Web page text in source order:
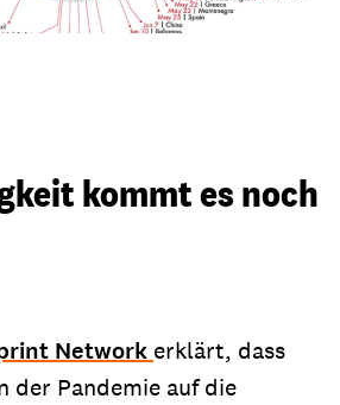
kommt es noch
Network erklärt, dass
der Pandemie auf die